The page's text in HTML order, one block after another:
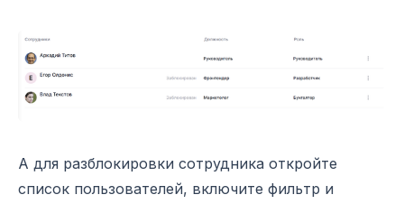
А для разблокировки сотрудника откройте
список пользователей, включите фильтр и